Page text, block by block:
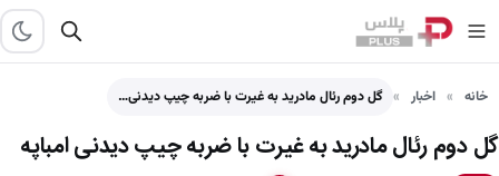
خانه اخبار گل دوم رئال مادرید به غیرت با ضربه چیپ دیدنی…
گل دوم رئال مادرید به غیرت با ضربه چیپ دیدنی امباپه